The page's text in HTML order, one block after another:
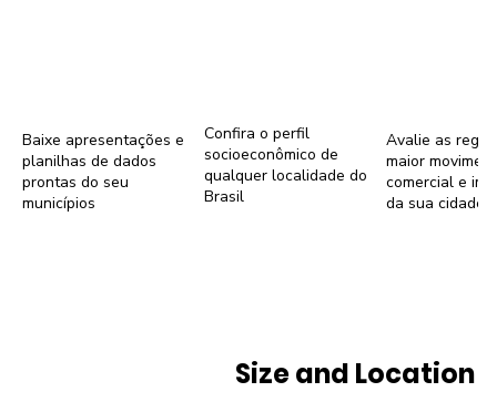
Baixe apresentações e
planilhas de dados
prontas do seu
municípios
Confira o perfil
socioeconômico de
qualquer localidade do
Brasil
Avalie as
maior
comercial e
da sua cidade
Size and Location